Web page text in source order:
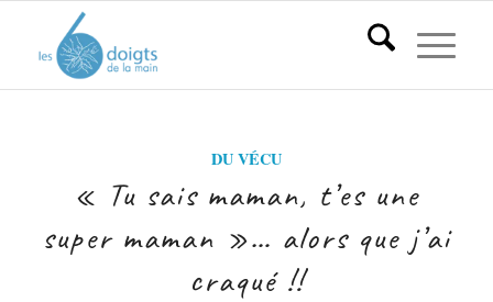
DU VÉCU
« Tu sais maman, t’es une
super maman »… alors que j’ai
craqué !!